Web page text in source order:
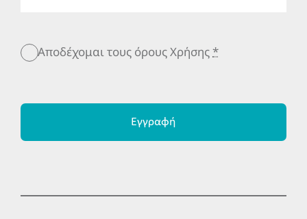
Αποδέχομαι τους όρους Χρήσης*
Εγγραφή